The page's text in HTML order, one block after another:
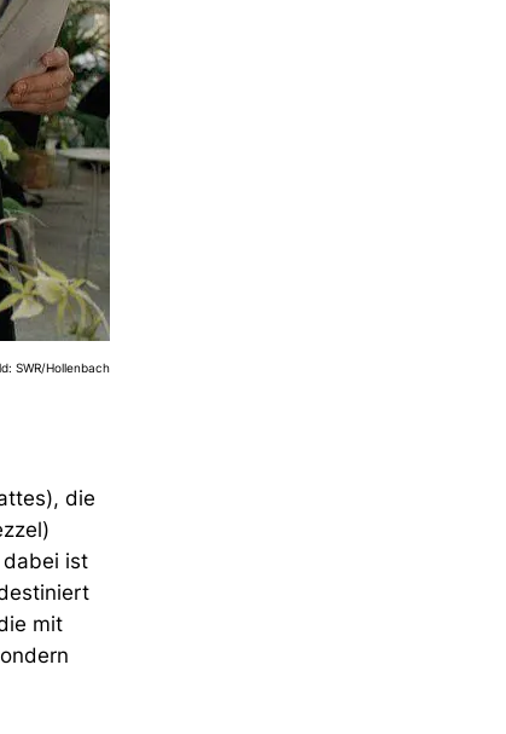
SWR/Hollenbach
die
dabei ist
mit